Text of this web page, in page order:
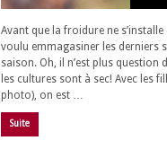
Avant que la froidure ne s’installe
voulu emmagasiner les derniers
saison. Oh, il n’est plus question
les cultures sont à sec! Avec les
photo), on est …
Suite